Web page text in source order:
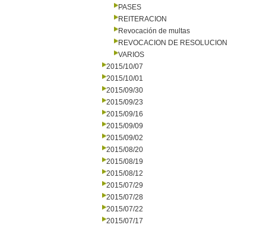
PASES
REITERACION
Revocación de multas
REVOCACION DE RESOLUCION
VARIOS
2015/10/07
2015/10/01
2015/09/30
2015/09/23
2015/09/16
2015/09/09
2015/09/02
2015/08/20
2015/08/19
2015/08/12
2015/07/29
2015/07/28
2015/07/22
2015/07/17